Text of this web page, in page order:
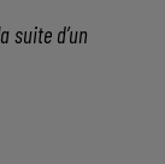
suite d’un